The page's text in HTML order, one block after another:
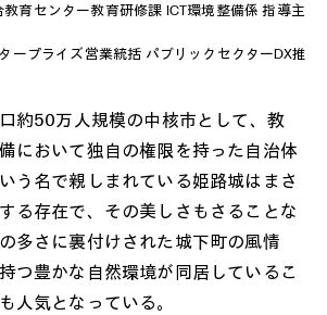
育センター教育研修課 ICT環境整備係 指導主
ープライズ営業統括 パブリックセクターDX推
約50万人規模の中核市として、教
において独自の権限を持った自治体
う名で親しまれている姫路城はまさ
る存在で、その美しさもさることな
多さに裏付けされた城下町の風情
つ豊かな自然環境が同居しているこ
人気となっている。